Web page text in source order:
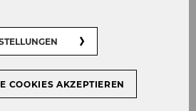
COOKIES AKZEPTIEREN